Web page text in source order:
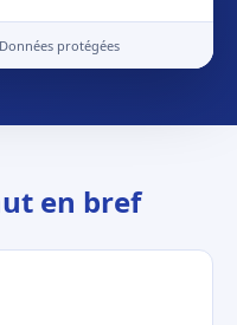
Données protégées
en bref